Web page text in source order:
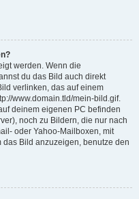
werden. Wenn die
du das Bild auch direkt
verlinken, das auf einem
www.domain.tld/mein-bild.gif.
deinem eigenen PC befinden
noch zu Bildern, die nur nach
oder Yahoo-Mailboxen, mit
das Bild anzuzeigen, benutze den